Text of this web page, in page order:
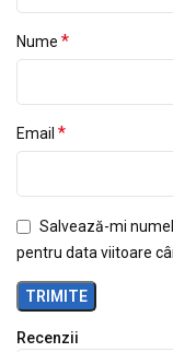
Recenzii
Nume *
Email *
Salvează-mi
pentru data viitoare